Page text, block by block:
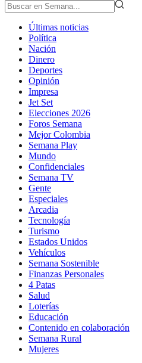
Últimas noticias
Política
Nación
Dinero
Deportes
Opinión
Impresa
Jet Set
Elecciones 2026
Foros Semana
Mejor Colombia
Semana Play
Mundo
Confidenciales
Semana TV
Gente
Especiales
Arcadia
Tecnología
Turismo
Estados Unidos
Vehículos
Semana Sostenible
Finanzas Personales
4 Patas
Salud
Loterías
Educación
Contenido en colaboración
Semana Rural
Mujeres